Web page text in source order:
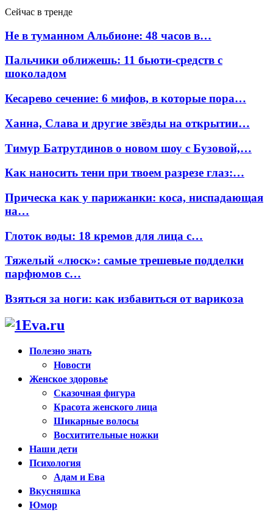
Сейчас в тренде
Не в туманном Альбионе: 48 часов в…
Пальчики оближешь: 11 бьюти-средств с
шоколадом
Кесарево сечение: 6 мифов, в которые пора…
Ханна, Слава и другие звёзды на открытии…
Тимур Батрутдинов о новом шоу с Бузовой,…
Как наносить тени при твоем разрезе глаз:…
Прическа как у парижанки: коса, ниспадающая
на…
Глоток воды: 18 кремов для лица с…
Тяжелый «люск»: самые трешевые подделки
парфюмов с…
Взяться за ноги: как избавиться от варикоза
Полезно знать
Новости
Женское здоровье
Сказочная фигура
Красота женского лица
Шикарные волосы
Восхитительные ножки
Наши дети
Психология
Адам и Ева
Вкусняшка
Юмор